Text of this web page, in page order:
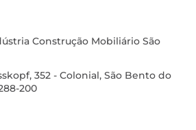
Construção Mobiliário São
352 - Colonial, São Bento do
200